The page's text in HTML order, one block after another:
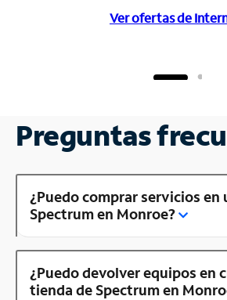
Ver ofertas de
Preguntas
¿Puedo comprar servicios en
Spectrum en Monroe?
¿Puedo devolver equipos en
tienda de Spectrum en